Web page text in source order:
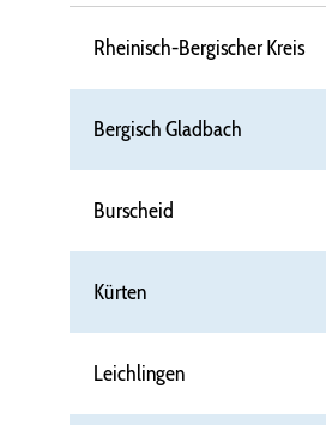
Rheinisch-Bergischer Kreis
Bergisch Gladbach
Burscheid
Kürten
Leichlingen